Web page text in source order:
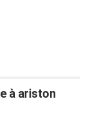
à ariston